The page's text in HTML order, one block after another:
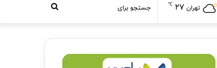
جستجو
برای
تهران ۲۷ ℃